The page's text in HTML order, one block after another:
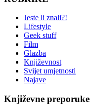
Jeste li znali?!
Lifestyle
Geek stuff
Film
Glazba
Književnost
Svijet umjetnosti
Najave
Književne preporuke